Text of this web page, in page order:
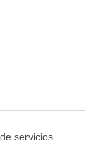
servicios